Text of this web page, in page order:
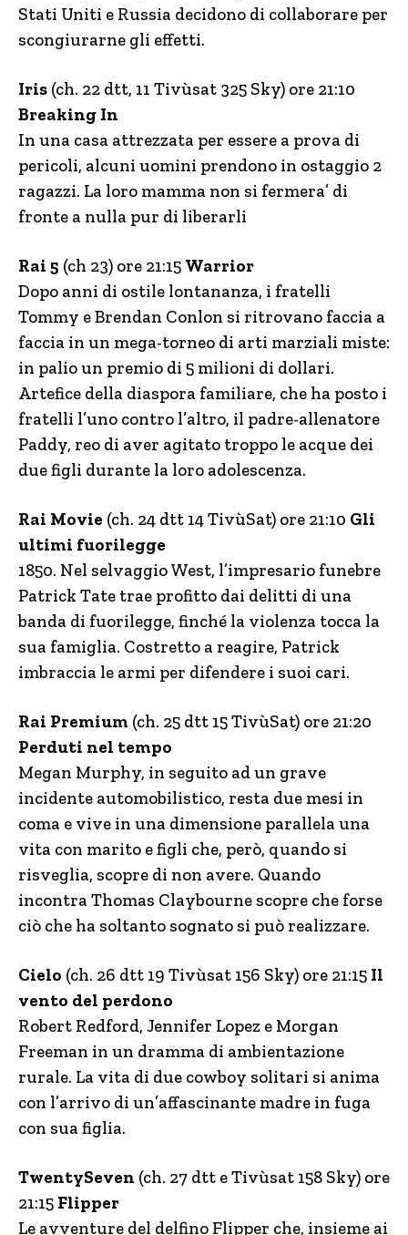
Stati Uniti e Russia decidono di collaborare per
scongiurarne gli effetti.
Iris (ch. 22 dtt, 11 Tivùsat 325 Sky) ore 21:10
Breaking In
In una casa attrezzata per essere a prova di
pericoli, alcuni uomini prendono in ostaggio 2
ragazzi. La loro mamma non si fermera’ di
fronte a nulla pur di liberarli
Rai 5 (ch 23) ore 21:15 Warrior
Dopo anni di ostile lontananza, i fratelli
Tommy e Brendan Conlon si ritrovano faccia a
faccia in un mega-torneo di arti marziali miste:
in palio un premio di 5 milioni di dollari.
Artefice della diaspora familiare, che ha posto i
fratelli l’uno contro l’altro, il padre-allenatore
Paddy, reo di aver agitato troppo le acque dei
due figli durante la loro adolescenza.
Rai Movie (ch. 24 dtt 14 TivùSat) ore 21:10 Gli
ultimi fuorilegge
1850. Nel selvaggio West, l’impresario funebre
Patrick Tate trae profitto dai delitti di una
banda di fuorilegge, finché la violenza tocca la
sua famiglia. Costretto a reagire, Patrick
imbraccia le armi per difendere i suoi cari.
Rai Premium (ch. 25 dtt 15 TivùSat) ore 21:20
Perduti nel tempo
Megan Murphy, in seguito ad un grave
incidente automobilistico, resta due mesi in
coma e vive in una dimensione parallela una
vita con marito e figli che, però, quando si
risveglia, scopre di non avere. Quando
incontra Thomas Claybourne scopre che forse
ciò che ha soltanto sognato si può realizzare.
Cielo (ch. 26 dtt 19 Tivùsat 156 Sky) ore 21:15 Il
vento del perdono
Robert Redford, Jennifer Lopez e Morgan
Freeman in un dramma di ambientazione
rurale. La vita di due cowboy solitari si anima
con l’arrivo di un’affascinante madre in fuga
con sua figlia.
TwentySeven (ch. 27 dtt e Tivùsat 158 Sky) ore
21:15 Flipper
Le avventure del delfino Flipper che, insieme ai